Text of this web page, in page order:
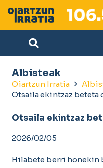
Albisteak
Oiartzun Irratia
Otsaila ekintzaz beteta
Otsaila ekintzaz
2026/02/05
Hilabete berri honekin